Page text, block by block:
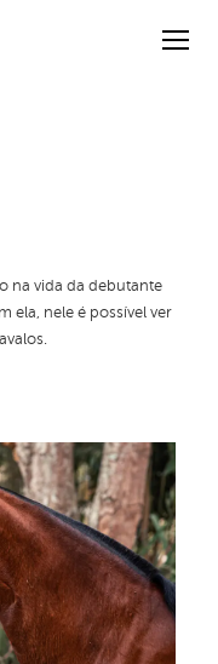
na vida da debutante
ela, nele é possível ver